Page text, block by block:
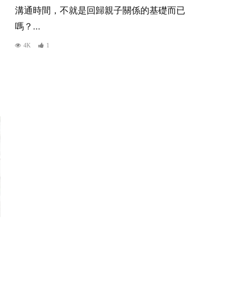
溝通時間，不就是回歸親子關係的基礎而已
嗎？...
4K 1